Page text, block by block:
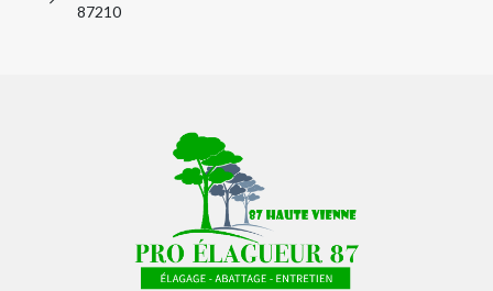
87210